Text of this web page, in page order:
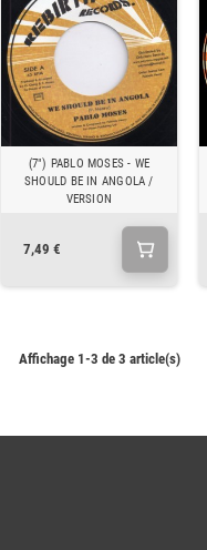
(7") PABLO MOSES - WE
SHOULD BE IN ANGOLA /
VERSION
7,49 €
Affichage 1-3 de 3 article(s)